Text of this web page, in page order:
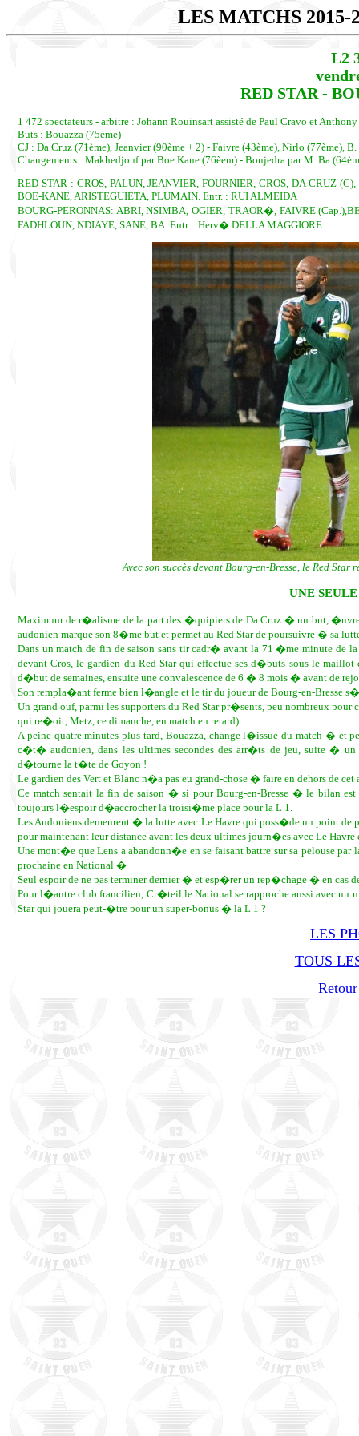
LES MATCHS
L2
RED STAR -
1 472 spectateurs - arbitre : Johann Rouinsart assisté de Paul Cravo et
Buts : Bouazza (75ème)
CJ : Da Cruz (71ème), Jeanvier (90ème + 2) - Faivre (43ème), Nirlo (77ème),
Changements : Makhedjouf par Boe Kane (76èem) - Boujedra par M. Ba
RED STAR : CROS, PALUN, JEANVIER, FOURNIER, CROS, DA CRUZ
BOE-KANE, ARISTEGUIETA, PLUMAIN. Entr. : RUI ALMEIDA
BOURG-PERONNAS: ABRI, NSIMBA, OGIER, TRAOR�, FAIVRE
FADHLOUN, NDIAYE, SANE, BA. Entr. : Herv� DELLA MAGGIORE
Avec son succès devant Bourg-en-Bresse, le Red
UNE
Maximum de r�alisme de la part des �quipiers de Da Cruz � un but,
audonien marque son 8�me but et permet au Red Star de poursuivre � sa
Dans un match de fin de saison sans tir cadr� avant la 71 �me minute de
devant Cros, le gardien du Red Star qui effectue ses d�buts sous le
d�but de semaines, ensuite une convalescence de 6 � 8 mois � avant de
Son rempla�ant ferme bien l�angle et le tir du joueur de Bourg-en-Bresse
Un grand ouf, parmi les supporters du Red Star pr�sents, peu nombreux
qui re�oit, Metz, ce dimanche, en match en retard).
A peine quatre minutes plus tard, Bouazza, change l�issue du match �
c�t� audonien, dans les ultimes secondes des arr�ts de jeu, suite �
d�tourne la t�te de Goyon !
Le gardien des Vert et Blanc n�a pas eu grand-chose � faire en dehors de
Ce match sentait la fin de saison � si pour Bourg-en-Bresse � le bilan
toujours l�espoir d�accrocher la troisi�me place pour la L 1.
Les Audoniens demeurent � la lutte avec Le Havre qui poss�de un point
pour maintenant leur distance avant les deux ultimes journ�es avec Le Havre
Une mont�e que Lens a abandonn�e en se faisant battre sur sa pelouse
prochaine en National �
Seul espoir de ne pas terminer dernier � et esp�rer un rep�chage � en
Pour l�autre club francilien, Cr�teil le National se rapproche aussi avec un
Star qui jouera peut-�tre pour un super-bonus � la L 1 ?
LES
TOUS